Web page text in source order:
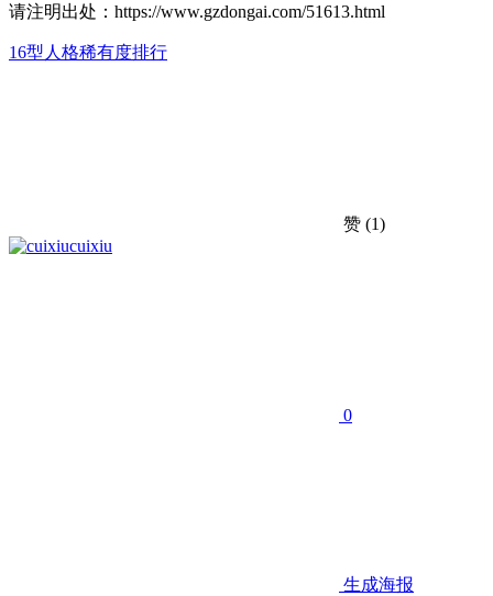
请注明出处：https://www.gzdongai.com/51613.html
16型人格稀有度排行
赞 (1)
cuixiu
0
生成海报